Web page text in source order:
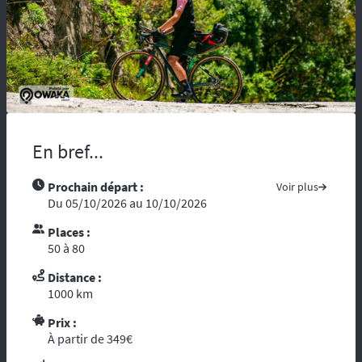
En bref...
Prochain départ : Voir plus
Du 05/10/2026 au 10/10/2026
Places :
50 à 80
Distance :
1000 km
Prix :
À partir de 349€
maladie, vous risquez d’être coupés du
monde et de tous moyens de secours.
Compter sur l’assistance des autochtones
n’est pas toujours aisée …. Nous vous
recommandons de partir avec tous les
contacts administratifs et de secours
disponibles sur les pays traversés, prenez
le Guide du Routard ». Et par ces temps de
des affaires étrangères :
voyageurs » . Le réseau GSM n’offre pas une
conseillé voire indispensable de se munir
fermeur qui ont les compétences